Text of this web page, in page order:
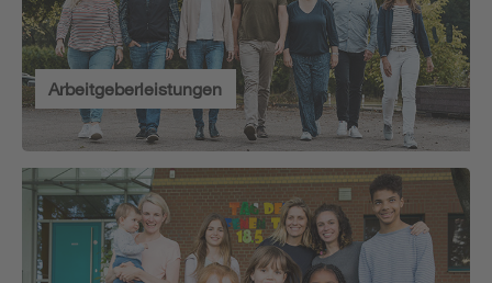
Arbeitgeberleistungen